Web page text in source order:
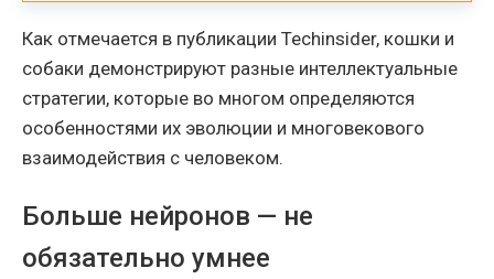
Как отмечается в публикации Techinsider, кошки и
собаки демонстрируют разные интеллектуальные
стратегии, которые во многом определяются
особенностями их эволюции и многовекового
взаимодействия с человеком.
Больше нейронов — не
обязательно умнее